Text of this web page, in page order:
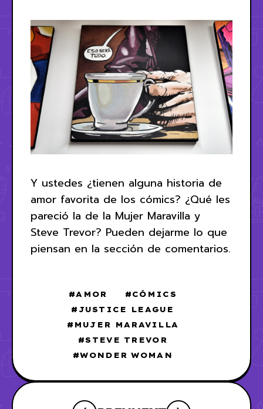
Y ustedes ¿tienen alguna historia de
amor favorita de los cómics? ¿Qué les
pareció la de la Mujer Maravilla y
Steve Trevor? Pueden dejarme lo que
piensan en la sección de comentarios.
AMOR
CÓMICS
JUSTICE LEAGUE
MUJER MARAVILLA
STEVE TREVOR
WONDER WOMAN